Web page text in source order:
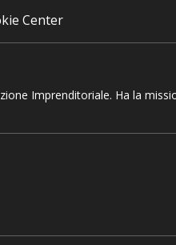
Center
Imprenditoriale. Ha la